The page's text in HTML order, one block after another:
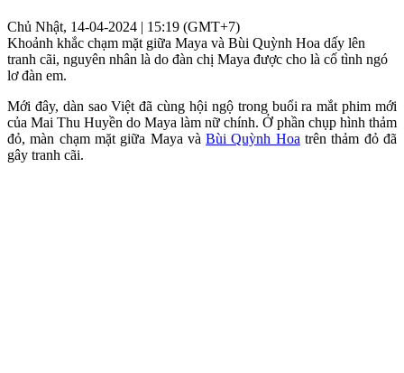
Chủ Nhật, 14-04-2024 | 15:19 (GMT+7)
Khoảnh khắc chạm mặt giữa Maya và Bùi Quỳnh Hoa dấy lên
tranh cãi, nguyên nhân là do đàn chị Maya được cho là cố tình ngó
lơ đàn em.
Mới đây, dàn sao Việt đã cùng hội ngộ trong buổi ra mắt phim mới
của Mai Thu Huyền do Maya làm nữ chính. Ở phần chụp hình thảm
đỏ, màn chạm mặt giữa Maya vàBùi Quỳnh Hoa trên thảm đỏ đã
gây tranh cãi.